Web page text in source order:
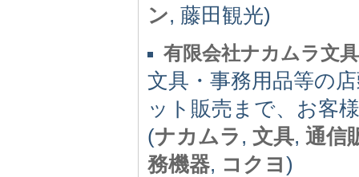
ン, 藤田観光)
有限会社ナカムラ文具
文具・事務用品等の
ット販売まで、お客
(ナカムラ , 文具, 通信
務機器, コクヨ)